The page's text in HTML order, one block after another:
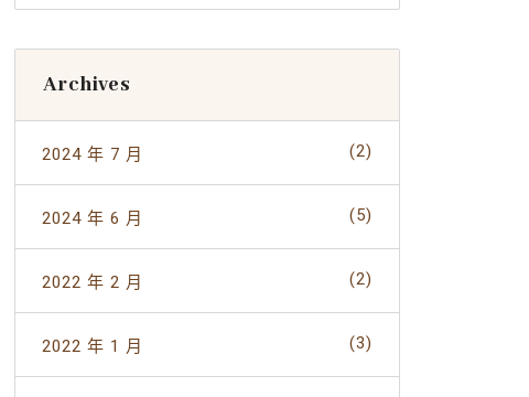
Archives
2024 年 7 月 (2)
2024 年 6 月 (5)
2022 年 2 月 (2)
2022 年 1 月 (3)